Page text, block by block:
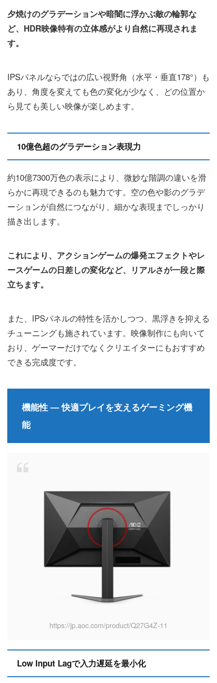
夕焼けのグラデーションや暗闇に浮かぶ敵の輪郭な
ど、HDR映像特有の立体感がより自然に再現されま
す。
IPSパネルならではの広い視野角（水平・垂直178°）も
あり、角度を変えても色の変化が少なく、どの位置か
ら見ても美しい映像が楽しめます。
10億色超のグラデーション表現力
約10億7300万色の表示により、微妙な階調の違いを滑
らかに再現できるのも魅力です。空の色や影のグラデ
ーションが自然につながり、細かな表現までしっかり
描き出します。
これにより、アクションゲームの爆発エフェクトやレ
ースゲームの日差しの変化など、リアルさが一段と際
立ちます。
また、IPSパネルの特性を活かしつつ、黒浮きを抑える
チューニングも施されています。映像制作にも向いて
おり、ゲーマーだけでなくクリエイターにもおすすめ
できる完成度です。
機能性 ― 快適プレイを支えるゲーミング機
能
https://jp.aoc.com/product/Q27G4Z-11
Low Input Lagで入力遅延を最小化